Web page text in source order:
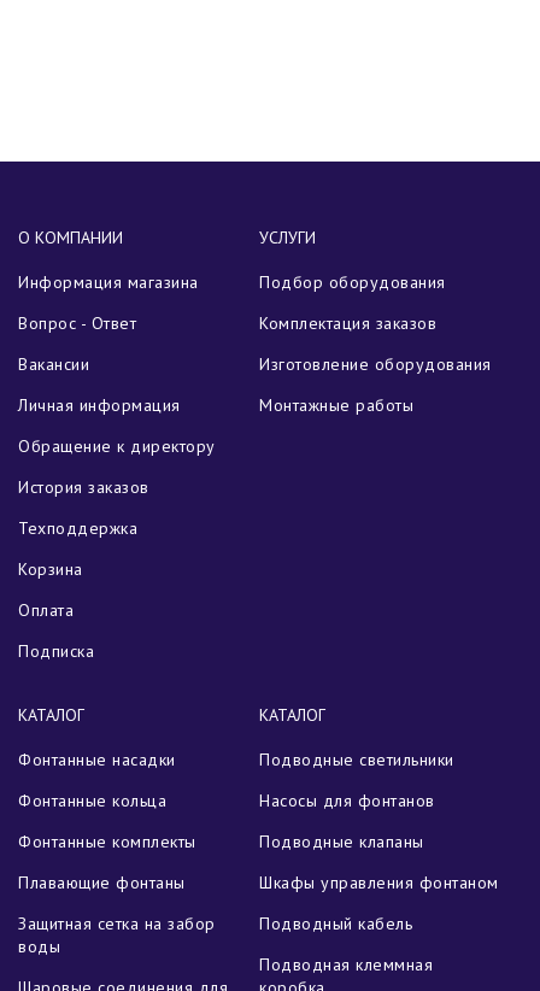
О КОМПАНИИ
Информация магазина
Вопрос - Ответ
Вакансии
Личная информация
Обращение к директору
История заказов
Техподдержка
Корзина
Оплата
Подписка
УСЛУГИ
Подбор оборудования
Комплектация заказов
Изготовление оборудования
Монтажные работы
КАТАЛОГ
Фонтанные насадки
Фонтанные кольца
Фонтанные комплекты
Плавающие фонтаны
Защитная сетка на забор
воды
КАТАЛОГ
Подводные светильники
Насосы для фонтанов
Подводные клапаны
Шкафы управления фонтаном
Подводный кабель
Подводная клеммная